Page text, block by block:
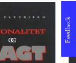
Feedback